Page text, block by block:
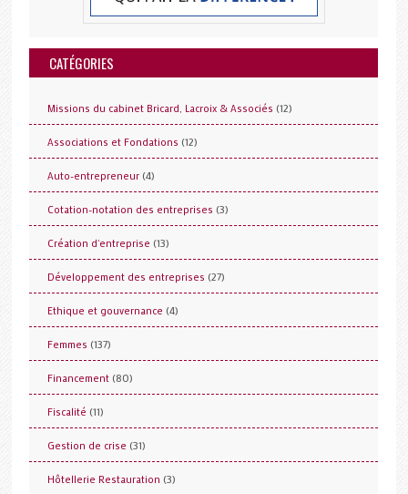
CATÉGORIES
Missions du cabinet Bricard, Lacroix & Associés (12)
Associations et Fondations (12)
Auto-entrepreneur (4)
Cotation-notation des entreprises (3)
Création d'entreprise (13)
Développement des entreprises (27)
Ethique et gouvernance (4)
Femmes (137)
Financement (80)
Fiscalité (11)
Gestion de crise (31)
Hôtellerie Restauration (3)